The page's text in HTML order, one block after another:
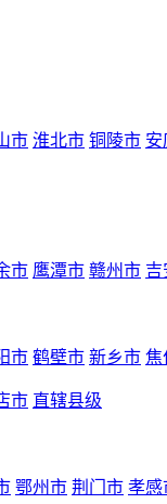
市 淮北市 铜陵市 安
市 鹰潭市 赣州市 吉
市 鹤壁市 新乡市 焦
市 直辖县级
鄂州市 荆门市 孝感